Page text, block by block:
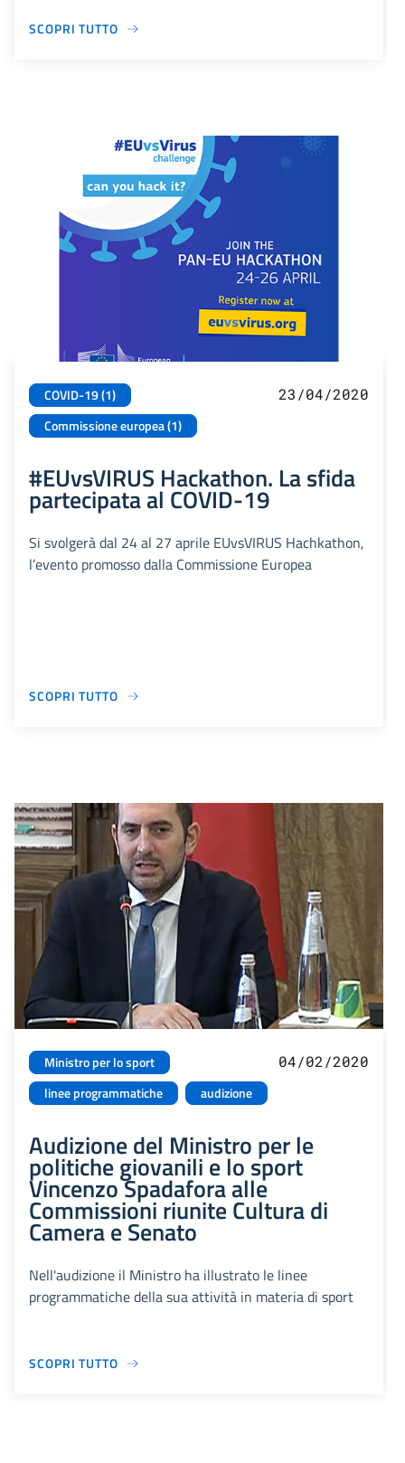
SCOPRI TUTTO
COVID-19 (1)
Commissione europea (1)
23/04/2020
#EUvsVIRUS Hackathon. La sfida
partecipata al COVID-19
Si svolgerà dal 24 al 27 aprile EUvsVIRUS Hachkathon,
l’evento promosso dalla Commissione Europea
SCOPRI TUTTO
Ministro per lo sport
linee programmatiche
audizione
04/02/2020
Audizione del Ministro per le
politiche giovanili e lo sport
Vincenzo Spadafora alle
Commissioni riunite Cultura di
Camera e Senato
Nell'audizione il Ministro ha illustrato le linee
programmatiche della sua attività in materia di sport
SCOPRI TUTTO